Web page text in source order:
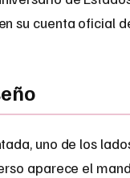
su cuenta oficial
uno de los
aparece el